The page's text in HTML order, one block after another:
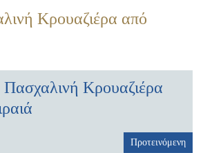
Κρουαζιέρα από
Κρουαζιέρα
Προτεινόμενη